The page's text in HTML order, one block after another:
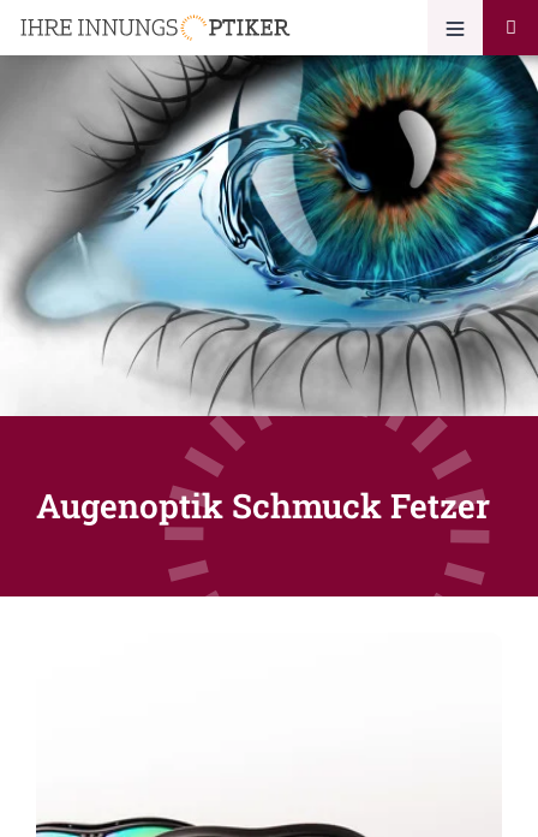
Augenoptik Schmuck Fetzer